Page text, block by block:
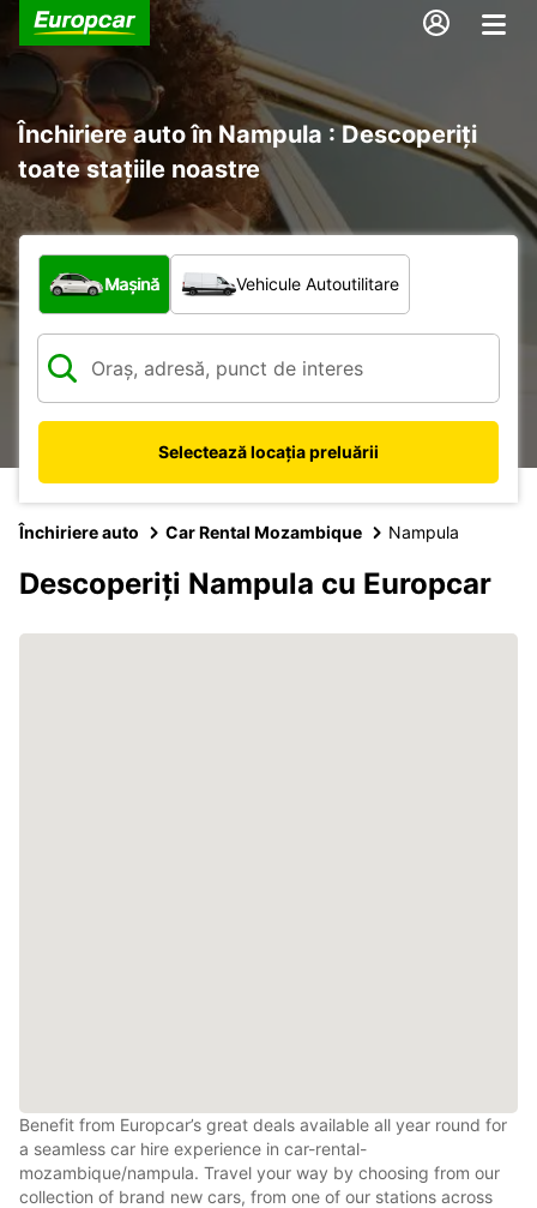
Închiriere auto în Nampula : Descoperiți
toate stațiile noastre
Ce tip de vehicul?
Mașină Vehicule Autoutilitare
Selectează locația preluării
Închiriere auto Car Rental Mozambique Nampula
Descoperiți Nampula cu Europcar
Benefit from Europcar’s great deals available all year round for
a seamless car hire experience in car-rental-
mozambique/nampula. Travel your way by choosing from our
collection of brand new cars, from one of our stations across